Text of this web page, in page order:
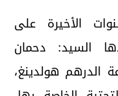
الأخيرة على
السيد: دحمان
الدرهم هولدينغ،